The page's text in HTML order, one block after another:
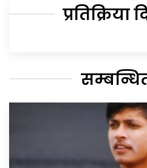
प्रतिक्रिया